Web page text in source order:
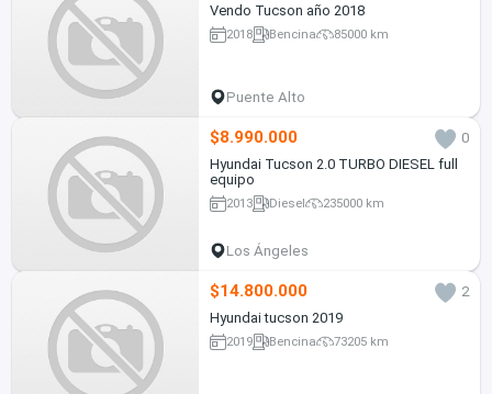
Vendo Tucson año 2018
2018 Bencina 85000 km
Puente Alto
$8.990.000
0
Hyundai Tucson 2.0 TURBO DIESEL full
equipo
2013 Diesel 235000 km
Los Ángeles
$14.800.000
2
Hyundai tucson 2019
2019 Bencina 73205 km